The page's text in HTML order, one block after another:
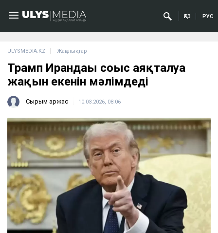
ҚАЗ РУС
ULYSMEDIA.KZ Жаңалықтар
Трамп Ирандағы соғыс аяқталуға
жақын екенін мәлімдеді
Сырым Қаржас 10.03.2026, 08:06